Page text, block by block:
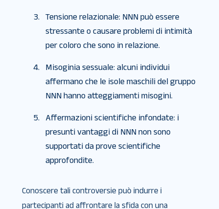
Tensione relazionale: NNN può essere
stressante o causare problemi di intimità
per coloro che sono in relazione.
Misoginia sessuale: alcuni individui
affermano che le isole maschili del gruppo
NNN hanno atteggiamenti misogini.
Affermazioni scientifiche infondate: i
presunti vantaggi di NNN non sono
supportati da prove scientifiche
approfondite.
Conoscere tali controversie può indurre i
partecipanti ad affrontare la sfida con una